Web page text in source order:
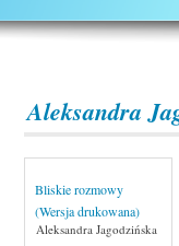
Aleksandra
Bliskie rozmowy
(Wersja drukowana)
Aleksandra Jagodzińska